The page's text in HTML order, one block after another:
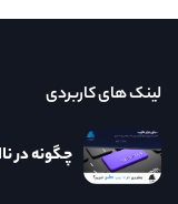
لینک های کاربردی
چگونه در